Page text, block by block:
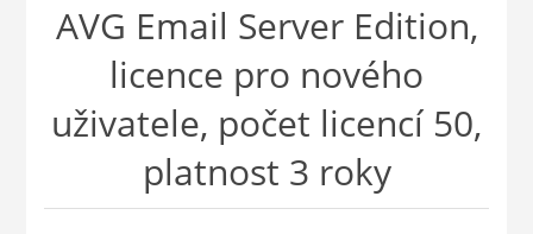
AVG Email Server Edition,
licence pro nového
uživatele, počet licencí 50,
platnost 3 roky